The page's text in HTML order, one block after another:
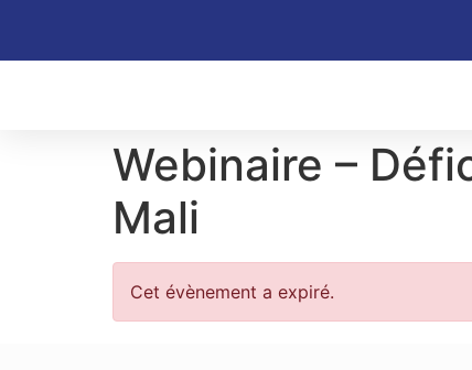
Webinaire –
Mali
Cet évènement a expiré.